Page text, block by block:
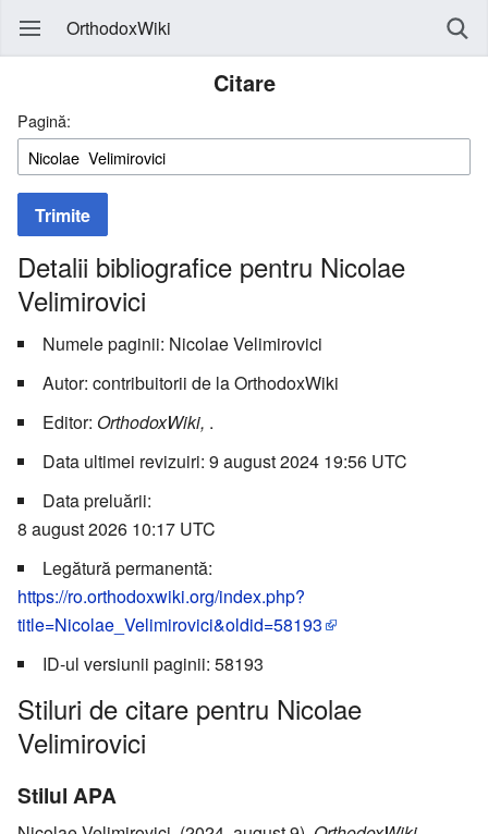
OrthodoxWiki
Citare
Pagină:
Trimite
Detalii bibliografice pentru Nicolae
Velimirovici
Numele paginii: Nicolae Velimirovici
Autor: contribuitorii de la OrthodoxWiki
Editor: OrthodoxWiki, .
Data ultimei revizuiri: 9 august 2024 19:56 UTC
Data preluării:
8 august 2026 10:17 UTC
Legătură permanentă:
https://ro.orthodoxwiki.org/index.php?
title=Nicolae_Velimirovici&oldid=58193
ID-ul versiunii paginii: 58193
Stiluri de citare pentru Nicolae
Velimirovici
Stilul APA